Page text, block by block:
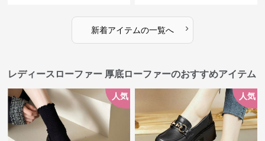
新着アイテムの一覧へ ›
レディースローファー 厚底ローファーのおすすめアイテム
人気 人気